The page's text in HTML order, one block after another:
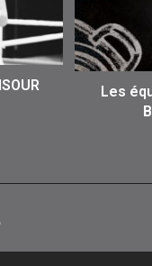
Les